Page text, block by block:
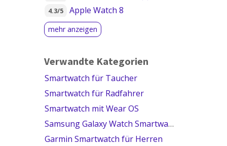
4.3/5 Apple Watch 8
Verwandte Kategorien
Smartwatch für Taucher
Smartwatch für Radfahrer
Smartwatch mit Wear OS
Samsung Galaxy Watch Smartwatch
Garmin Smartwatch für Herren